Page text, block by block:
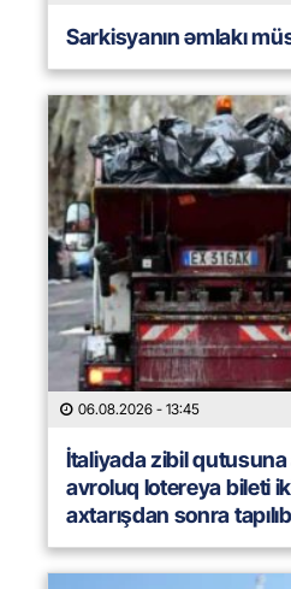
Sarkisyanın əmlakı
06.08.2026 - 13:45
İtaliyada zibil qutusuna
avroluq lotereya bileti
axtarışdan sonra tapılıb